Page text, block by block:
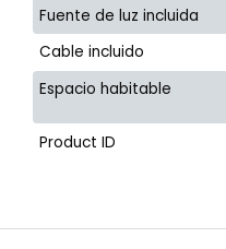
Fuente de luz incluida
Cable incluido
Espacio habitable
Product ID